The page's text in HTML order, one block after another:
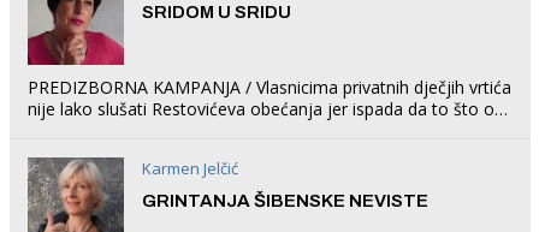
SRIDOM U SRIDU
PREDIZBORNA KAMPANJA / Vlasnicima privatnih dječjih vrtića
nije lako slušati Restovićeva obećanja jer ispada da to što oni
Karmen Jelčić
GRINTANJA ŠIBENSKE NEVISTE